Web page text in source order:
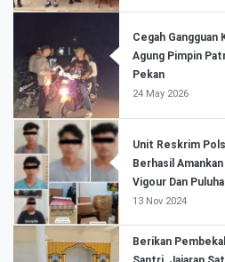
Cegah Gangguan
Agung Pimpin
Pekan
24 May 2026
Unit Reskrim
Berhasil
Vigour Dan
13 Nov 2024
Berikan